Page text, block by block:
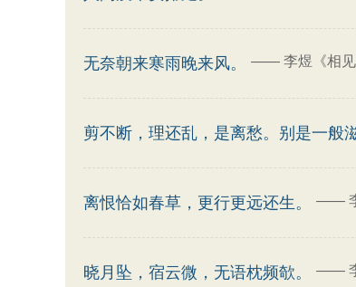
无奈朝来寒雨晚来风。 —— 李煜《相见
剪不断，理还乱，是离愁。别是一般
离恨恰如春草，更行更远还生。 ——
晓月坠，宿云微，无语枕频欹。 ——